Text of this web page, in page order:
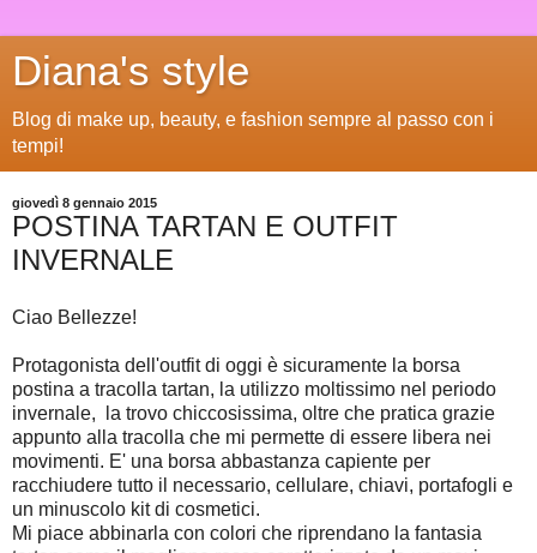
Diana's style
Blog di make up, beauty, e fashion sempre al passo con i
tempi!
giovedì 8 gennaio 2015
POSTINA TARTAN E OUTFIT
INVERNALE
Ciao Bellezze!
Protagonista dell'outfit di oggi è sicuramente la borsa
postina a tracolla tartan, la utilizzo moltissimo nel periodo
invernale, la trovo chiccosissima, oltre che pratica grazie
appunto alla tracolla che mi permette di essere libera nei
movimenti. E' una borsa abbastanza capiente per
racchiudere tutto il necessario, cellulare, chiavi, portafogli e
un minuscolo kit di cosmetici.
Mi piace abbinarla con colori che riprendano la fantasia